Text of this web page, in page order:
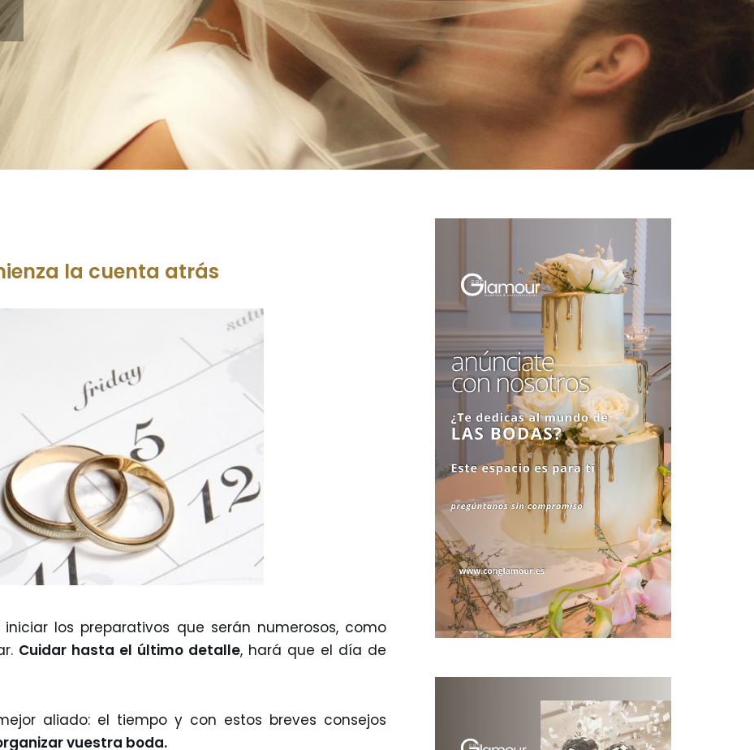
la cuenta atrás
iniciar los preparativos que serán numerosos, como
Cuidar hasta el último detalle, hará que el día de
aliado: el tiempo y con estos breves consejos
vuestra boda.